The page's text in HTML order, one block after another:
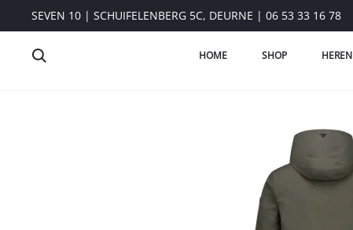
SEVEN 10 | SCHUIFELENBERG 5C, DEURNE | 06 53 33 16 78
HOME SHOP HEREN